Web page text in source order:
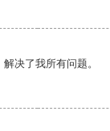
决了我所有问题。